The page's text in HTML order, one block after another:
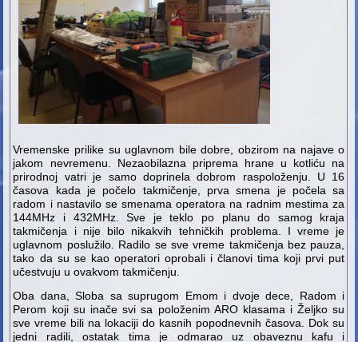
Vremenske prilike su uglavnom bile dobre, obzirom na najave o
jakom nevremenu. Nezaobilazna priprema hrane u kotliću na
prirodnoj vatri je samo doprinela dobrom raspoloženju. U 16
časova kada je počelo takmičenje, prva smena je počela sa
radom i nastavilo se smenama operatora na radnim mestima za
144MHz i 432MHz. Sve je teklo po planu do samog kraja
takmičenja i nije bilo nikakvih tehničkih problema. I vreme je
uglavnom poslužilo. Radilo se sve vreme takmičenja bez pauza,
tako da su se kao operatori oprobali i članovi tima koji prvi put
učestvuju u ovakvom takmičenju.
Oba dana, Sloba sa suprugom Emom i dvoje dece, Radom i
Perom koji su inače svi sa položenim ARO klasama i Željko su
sve vreme bili na lokaciji do kasnih popodnevnih časova. Dok su
jedni radili, ostatak tima je odmarao uz obaveznu kafu i